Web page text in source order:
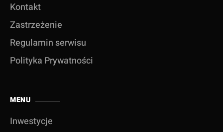
Kontakt
Zastrzeżenie
Regulamin serwisu
Polityka Prywatności
MENU
Inwestycje